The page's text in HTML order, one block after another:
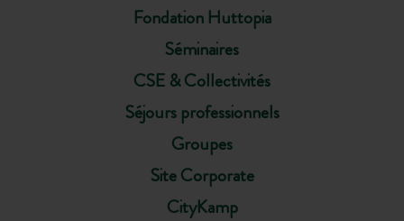
Fondation Huttopia
Séminaires
CSE & Collectivités
Séjours professionnels
Groupes
Site Corporate
CityKamp